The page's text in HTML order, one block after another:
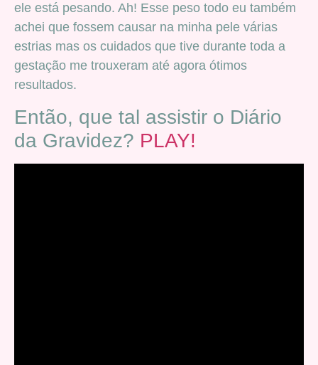
ele está pesando. Ah! Esse peso todo eu também
achei que fossem causar na minha pele várias
estrias mas os cuidados que tive durante toda a
gestação me trouxeram até agora ótimos
resultados.
Então, que tal assistir o Diário
da Gravidez? PLAY!